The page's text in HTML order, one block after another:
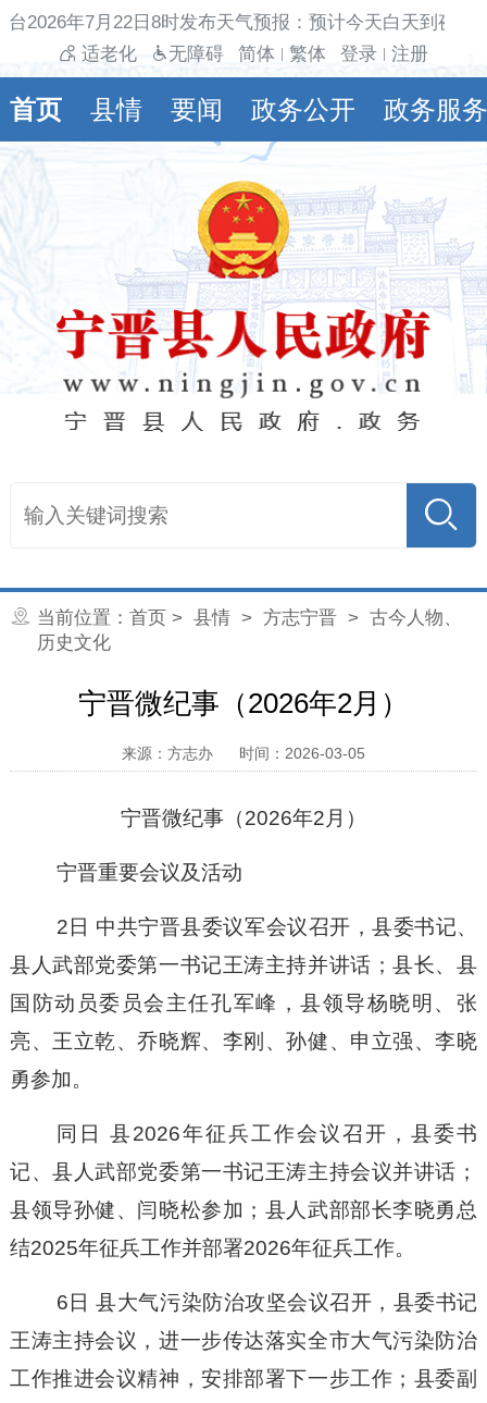
2026年7月22日8时发布天气预报：预计今天白天到夜
适老化
无障碍 简体 繁体 登录 注册
首页 县情 要闻 政务公开 政务服务
当前位置： 首页 > 县情> 方志宁晋> 古今人物、
历史文化
宁晋微纪事（2026年2月）
来源：方志办 时间：2026-03-05
宁晋微纪事（2026年2 月）
宁晋重要会议及活动
2日 中共宁晋县委议军会议召开，县委书记、
县人武部党委第一书记王涛主持并讲话；县长、县
国防动员委员会主任孔军峰，县领导杨晓明、张
亮、王立乾、乔晓辉、李刚、孙健、申立强、李晓
勇参加。
同日 县2026年征兵工作会议召开，县委书
记、县人武部党委第一书记王涛主持会议并讲话；
县领导孙健、闫晓松参加；县人武部部长李晓勇总
结2025年征兵工作并部署2026年征兵工作。
6日 县大气污染防治攻坚会议召开 ， 县委书记
王涛主持会议，进一步传达落实全市大气污染防治
工作推进会议精神，安排部署下一步工作 ； 县委副